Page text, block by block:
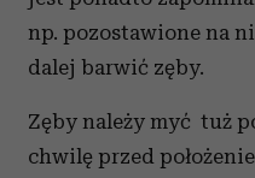
np. pozostawione na
dalej barwić zęby.
Zęby należy myć tuż
chwilę przed